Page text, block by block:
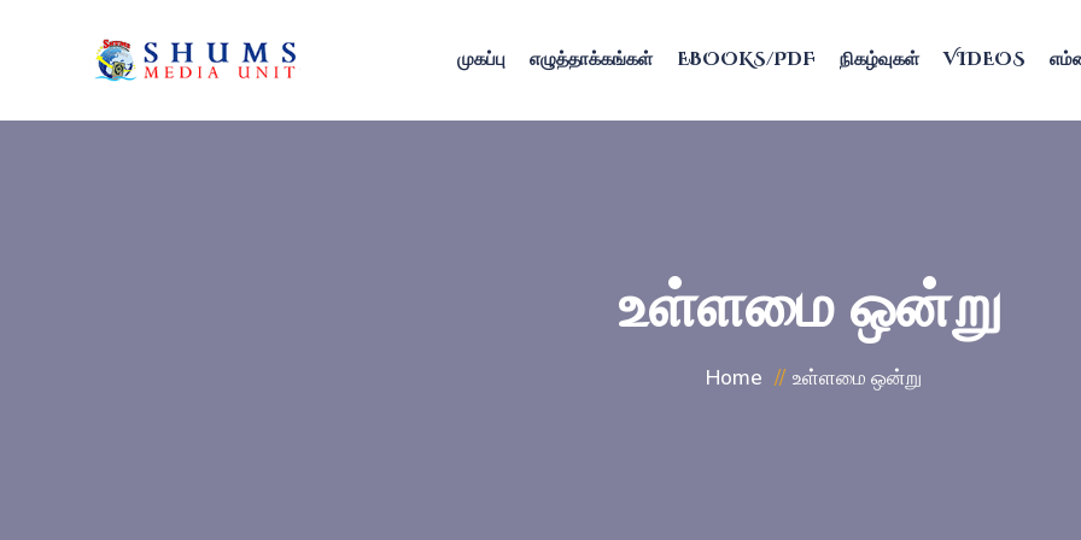
முகப்பு எழுத்தாக்கங்கள் EBOOKS/PDF நிகழ்வுகள் VIDEOS
உள்ளமை ஒன்று
Home உள்ளமை ஒன்று